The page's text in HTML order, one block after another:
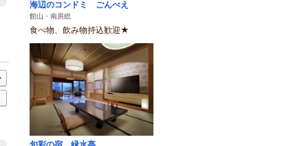
海辺のコンドミ ごんべえ
館山・南房総
食べ物、飲み物持込歓迎★